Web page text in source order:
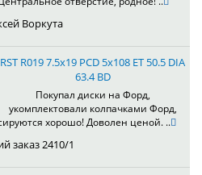
Воркута
RST R019 7.5x19 PCD 5x108 ET 50.5 DIA
63.4 BD
Покупал диски на Форд,
укомплектовали колпачками Форд,
хорошо! Доволен ценой. ..
заказ 2410/1